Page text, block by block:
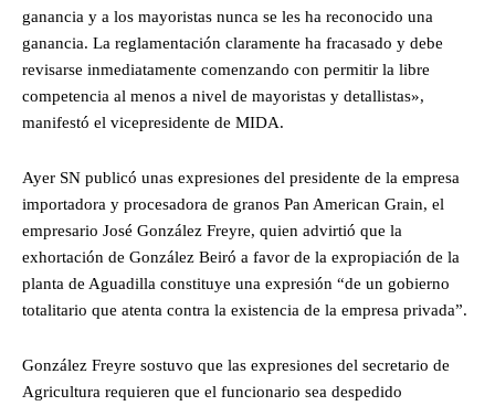
ganancia y a los mayoristas nunca se les ha reconocido una
ganancia. La reglamentación claramente ha fracasado y debe
revisarse inmediatamente comenzando con permitir la libre
competencia al menos a nivel de mayoristas y detallistas»,
manifestó el vicepresidente de MIDA.
Ayer SN publicó unas expresiones del presidente de la empresa
importadora y procesadora de granos Pan American Grain, el
empresario José González Freyre, quien advirtió que la
exhortación de González Beiró a favor de la expropiación de la
planta de Aguadilla constituye una expresión “de un gobierno
totalitario que atenta contra la existencia de la empresa privada”.
González Freyre sostuvo que las expresiones del secretario de
Agricultura requieren que el funcionario sea despedido